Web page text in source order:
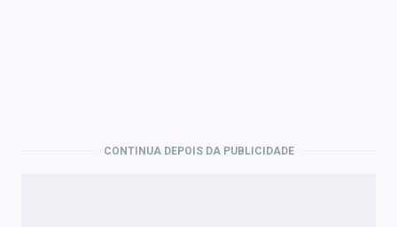
CONTINUA DEPOIS DA PUBLICIDADE